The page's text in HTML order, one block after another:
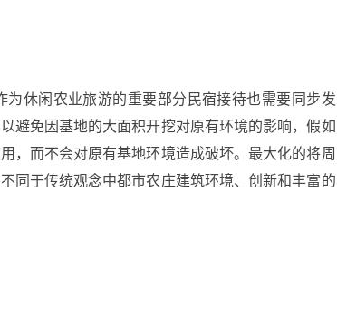
休闲农业旅游的重要部分民宿接待也需要同步发
避免因基地的大面积开挖对原有环境的影响，假如
，而不会对原有基地环境造成破坏。最大化的将周
同于传统观念中都市农庄建筑环境、创新和丰富的